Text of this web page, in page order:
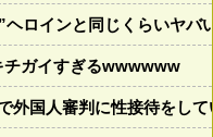
ヘロインと同じくらいヤ
チガイすぎるwwwwww
外国人審判に性接待をし